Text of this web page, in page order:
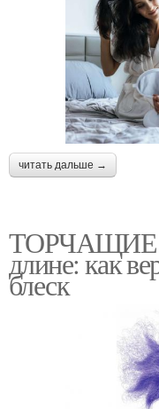
читать дальше →
ТОРЧАЩИЕ
длине: как
блеск